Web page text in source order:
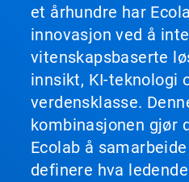
et århundre har
innovasjon ved å
vitenskapsbaserte
innsikt, KI-teknologi
verdensklasse.
kombinasjonen gjør
Ecolab å
definere hva